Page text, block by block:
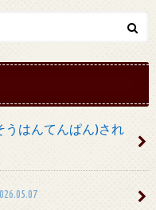
うはんてんぱん)され